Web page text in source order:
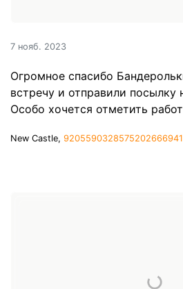
7 нояб. 2023
Огромное спасибо
встречу и отправили посылку
Особо хочется отметить
New Castle, 9205590328575202666941